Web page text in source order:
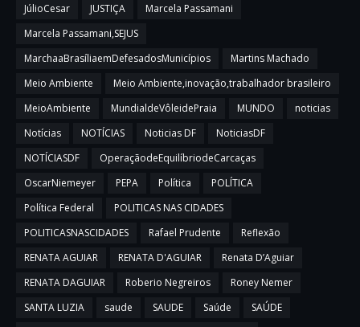
JúlioCesar
JUSTIÇA
Marcela Passamani
Marcela Passamani,SEJUS
MarchaaBrasíliaemDefesadosMunicípios
Martins Machado
Meio Ambiente
Meio Ambiente,inovação,trabalhador brasileiro
MeioAmbiente
MundialdeVôleidePraia MUNDO
noticias
Notícias
NOTÍCIAS Noticias DF
NoticiasDF
NOTÍCIASDF
OperaçãodeEquilíbriodeCarcaças
OscarNiemeyer
PEPA Política
POLÍTICA
Política Federal
POLITICAS NAS CIDADES
POLITICASNASCIDADES
Rafael Prudente
Reflexão
RENATA AGUIAR
RENATA D'AGUIAR
Renata D’Aguiar
RENATA DAGUIAR
Roberio Negreiros
Roney Nemer
SANTA LUZIA
saude SAUDE Saúde
SAÚDE